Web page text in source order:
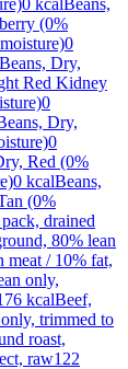
0 kcalBeans,
(0%
0
Beans, Dry,
Red Kidney
0
Dry,
0
Red (0%
0 kcalBeans,
(0%
drained
80% lean
meat / 10% fat,
only,
kcalBeef,
trimmed to
roast,
raw122